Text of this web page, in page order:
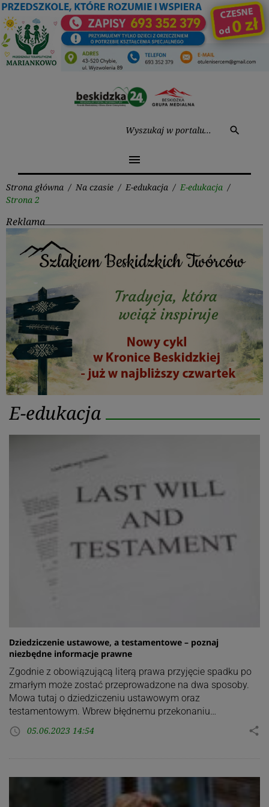
Przejdź
do
treści
search
menu
Strona główna / Na czasie / E-edukacja / E-edukacja /
Strona 2
Reklama
E-
edukacja
E-edukacja
Dziedziczenie ustawowe, a testamentowe – poznaj
niezbędne informacje prawne
Zgodnie z obowiązującą literą prawa przyjęcie spadku po
zmarłym może zostać przeprowadzone na dwa sposoby.
Mowa tutaj o dziedziczeniu ustawowym oraz
testamentowym. Wbrew błędnemu przekonaniu…
access_time 05.06.2023 14:54 share